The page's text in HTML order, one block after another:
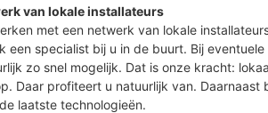
van lokale installateurs
met een netwerk van lokale
een specialist bij u in de buurt. Bij
zo snel mogelijk. Dat is onze kracht:
Daar profiteert u natuurlijk van. Daarnaast
laatste technologieën.